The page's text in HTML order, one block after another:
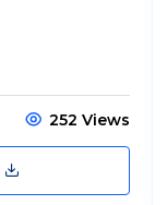
252 Views